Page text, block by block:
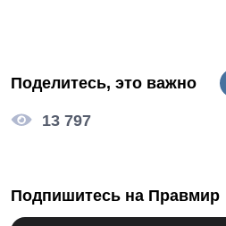
Поделитесь, это важно
13 797
Подпишитесь на Правмир